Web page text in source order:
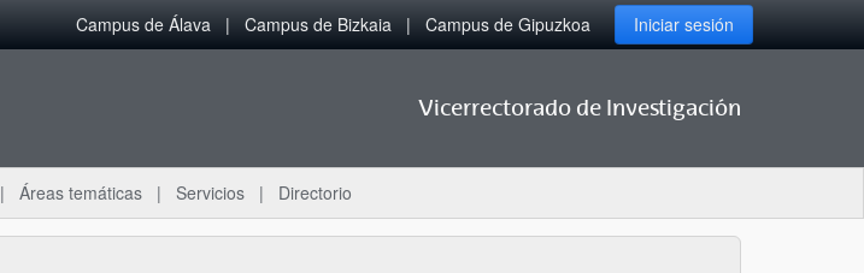
Campus de Álava Campus de Bizkaia Campus de Gipuzkoa Iniciar sesión
Vicerrectorado de Investigación
Áreas temáticas Servicios Directorio